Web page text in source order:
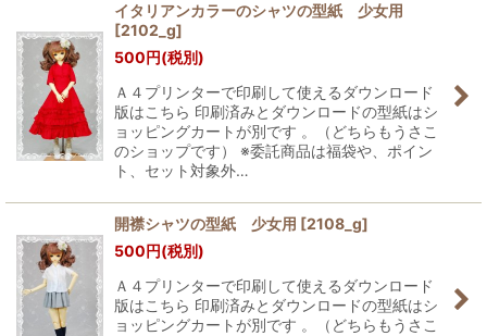
イタリアンカラーのシャツの型紙 少女用
[2102_g]
500円(税別)
Ａ４プリンターで印刷して使えるダウンロード
版はこちら 印刷済みとダウンロードの型紙はシ
ョッピングカートが別です 。（どちらもうさこ
のショップです） ※委託商品は福袋や、ポイン
ト、セット対象外…
開襟シャツの型紙 少女用 [2108_g]
500円(税別)
Ａ４プリンターで印刷して使えるダウンロード
版はこちら 印刷済みとダウンロードの型紙はシ
ョッピングカートが別です 。（どちらもうさこ